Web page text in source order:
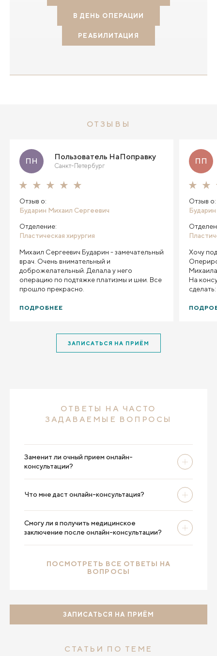
В ДЕНЬ ОПЕРАЦИИ
РЕАБИЛИТАЦИЯ
ОТЗЫВЫ
ПН Пользователь НаПоправку
Санкт-Петербург
Отзыв о:
Бударин Михаил Сергеевич
Отделение:
Пластическая хирургия
Михаил Сергеевич Бударин - замечательный
врач. Очень внимательный и
доброжелательный. Делала у него
операцию по подтяжке платизмы и шеи. Все
прошло прекрасно.
ПОДРОБНЕЕ
ПП
Отзыв о:
Хочу
На
свои
будто
было
ЗАПИСАТЬСЯ НА ПРИЁМ
ОТВЕТЫ НА ЧАСТО
ЗАДАВАЕМЫЕ ВОПРОСЫ
Заменит ли очный прием онлайн-
консультации?
Что мне даст онлайн-консультация?
Смогу ли я получить медицинское
заключение после онлайн-консультации?
ПОСМОТРЕТЬ ВСЕ ОТВЕТЫ НА
ВОПРОСЫ
ЗАПИСАТЬСЯ НА ПРИЁМ
СТАТЬИ ПО ТЕМЕ